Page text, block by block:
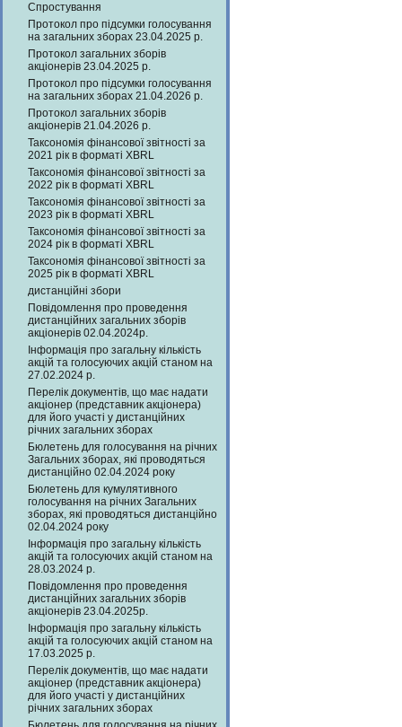
Спростування
Протокол про підсумки голосування
на загальних зборах 23.04.2025 р.
Протокол загальних зборів
акціонерів 23.04.2025 р.
Протокол про підсумки голосування
на загальних зборах 21.04.2026 р.
Протокол загальних зборів
акціонерів 21.04.2026 р.
Таксономія фінансової звітності за
2021 рік в форматі XBRL
Таксономія фінансової звітності за
2022 рік в форматі XBRL
Таксономія фінансової звітності за
2023 рік в форматі XBRL
Таксономія фінансової звітності за
2024 рік в форматі XBRL
Таксономія фінансової звітності за
2025 рік в форматі XBRL
дистанційні збори
Повідомлення про проведення
дистанційних загальних зборів
акціонерів 02.04.2024р.
Інформація про загальну кількість
акцій та голосуючих акцій станом на
27.02.2024 р.
Перелік документів, що має надати
акціонер (представник акціонера)
для його участі у дистанційних
річних загальних зборах
Бюлетень для голосування на річних
Загальних зборах, які проводяться
дистанційно 02.04.2024 року
Бюлетень для кумулятивного
голосування на річних Загальних
зборах, які проводяться дистанційно
02.04.2024 року
Інформація про загальну кількість
акцій та голосуючих акцій станом на
28.03.2024 р.
Повідомлення про проведення
дистанційних загальних зборів
акціонерів 23.04.2025р.
Інформація про загальну кількість
акцій та голосуючих акцій станом на
17.03.2025 р.
Перелік документів, що має надати
акціонер (представник акціонера)
для його участі у дистанційних
річних загальних зборах